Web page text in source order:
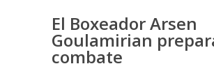
El Boxeador Arsen
Goulamirian
combate